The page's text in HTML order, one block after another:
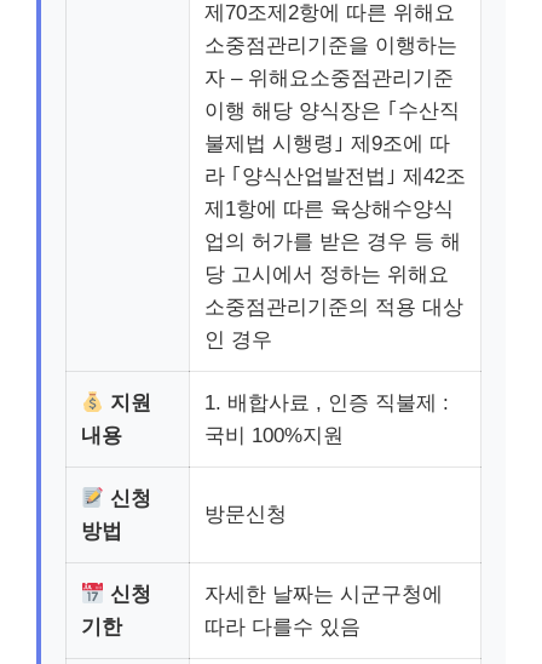
제70조제2항에 따른 위해요
소중점관리기준을 이행하는
자 – 위해요소중점관리기준
이행 해당 양식장은 ｢수산직
불제법 시행령｣ 제9조에 따
라 ｢양식산업발전법｣ 제42조
제1항에 따른 육상해수양식
업의 허가를 받은 경우 등 해
당 고시에서 정하는 위해요
소중점관리기준의 적용 대상
인 경우
지원
내용
1. 배합사료 , 인증 직불제 :
국비 100%지원
신청
방법
방문신청
신청
기한
자세한 날짜는 시군구청에
따라 다를수 있음